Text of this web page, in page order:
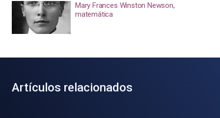
Mary Frances Winston Newson,
matemática
Artículos relacionados